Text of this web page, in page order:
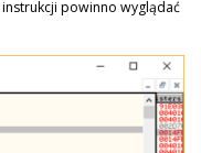
powinno wyglądać